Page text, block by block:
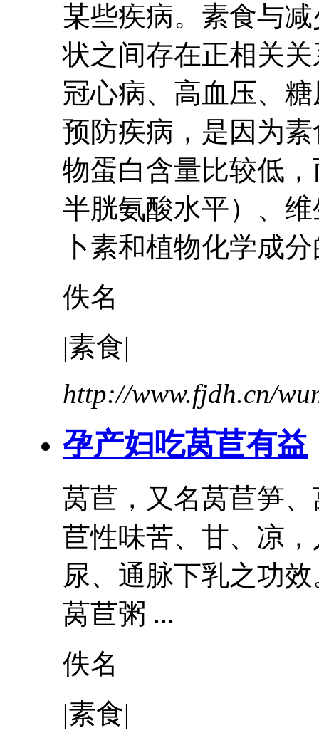
某些疾病。素食与
状之间存在正相关
冠心病、高血压、
预防疾病，是因为
物蛋白含量比较低
半胱氨酸水平）、
卜素和植物化学成
佚名
|素食|
http://www.fjdh.cn/
孕产妇吃莴苣有益
莴苣，又名莴苣笋
苣性味苦、甘、凉
尿、通脉下乳之功
莴苣粥 ...
佚名
|素食|